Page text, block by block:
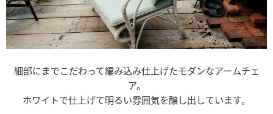
細部にまでこだわって編み込み仕上げたモダンなアームチェ
ア。
ホワイトで仕上げて明るい雰囲気を醸し出しています。